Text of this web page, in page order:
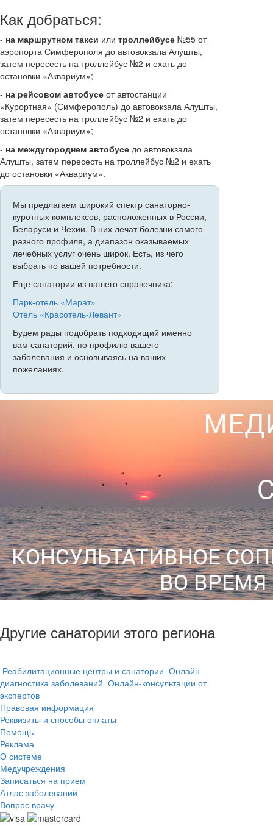
Как добраться:
- на маршрутном такси или троллейбусе №55 от
аэропорта Симферополя до автовокзала Алушты,
затем пересесть на троллейбус №2 и ехать до
остановки «Аквариум»;
- на рейсовом автобусе от автостанции
«Курортная» (Симферополь) до автовокзала Алушты,
затем пересесть на троллейбус №2 и ехать до
остановки «Аквариум»;
- на междугороднем автобусе до автовокзала
Алушты, затем пересесть на троллейбус №2 и ехать
до остановки «Аквариум».
Мы предлагаем широкий спектр санаторно-
куротных комплексов, расположенных в России,
Беларуси и Чехии. В них лечат болезни самого
разного профиля, а диапазон оказываемых
лечебных услуг очень широк. Есть, из чего
выбрать по вашей потребности.
Еще санатории из нашего справочника:
Парк-отель «Марат»
Отель «Красотель-Левант»
Будем рады подобрать подходящий именно
вам санаторий, по профилю вашего
заболевания и основываясь на ваших
пожеланиях.
Другие санатории этого региона
Реабилитационные центры и санатории Онлайн-
диагностика заболеваний Онлайн-консультации от
экспертов
Правовая информация
Реквизиты и способы оплаты
Помощь
Реклама
О системе
Медучреждения
Записаться на прием
Атлас заболеваний
Вопрос врачу